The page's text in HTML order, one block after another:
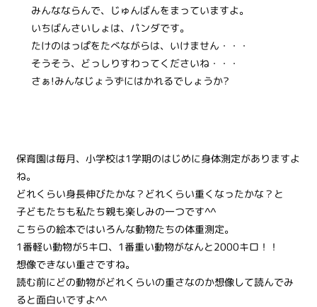
みんなならんで、じゅんばんをまっていますよ。
いちばんさいしょは、パンダです。
たけのはっぱをたべながらは、いけません・・・
そうそう、どっしりすわってくださいね・・・
さぁ!みんなじょうずにはかれるでしょうか?
保育園は毎月、小学校は1学期のはじめに身体測定がありますよ
ね。
どれくらい身長伸びたかな？どれくらい重くなったかな？と
子どもたちも私たち親も楽しみの一つです^^
こちらの絵本ではいろんな動物たちの体重測定。
1番軽い動物が5キロ、1番重い動物がなんと2000キロ！！
想像できない重さですね。
読む前にどの動物がどれくらいの重さなのか想像して読んでみ
ると面白いですよ^^